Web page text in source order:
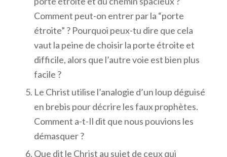
Comment peut-on entrer par la “porte
étroite” ? Pourquoi peux-tu dire que cela
vaut la peine de choisir la porte étroite et
difficile, alors que l’autre voie est bien plus
facile ?
Le Christ utilise l’analogie d’un loup déguisé
en brebis pour décrire les faux prophètes.
Comment a-t-Il dit que nous pouvions les
démasquer ?
Que dit le Christ au sujet de ceux qui